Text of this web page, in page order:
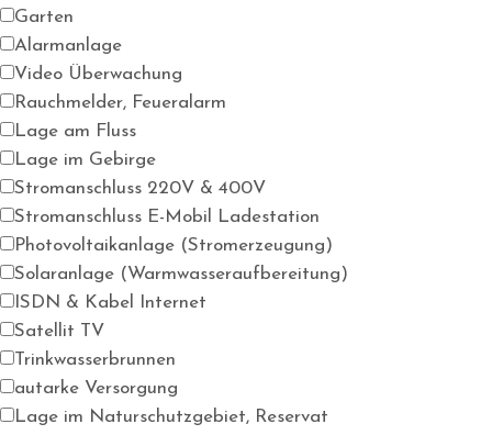
Garten
Alarmanlage
Video Überwachung
Rauchmelder, Feueralarm
Lage am Fluss
Lage im Gebirge
Stromanschluss 220V & 400V
Stromanschluss E-Mobil Ladestation
Photovoltaikanlage (Stromerzeugung)
Solaranlage (Warmwasseraufbereitung)
ISDN & Kabel Internet
Satellit TV
Trinkwasserbrunnen
autarke Versorgung
Lage im Naturschutzgebiet, Reservat